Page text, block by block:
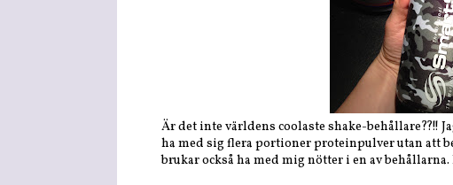
Är det inte världens coolaste shake-behållare??!!
ha med sig flera portioner proteinpulver utan att
brukar också ha med mig nötter i en av behållarna.